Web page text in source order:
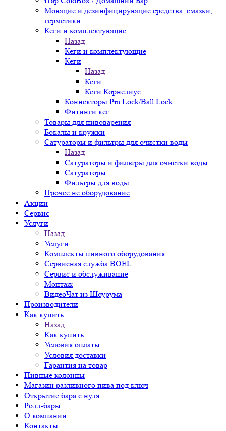
Моющие и дезинфицирующие средства, смазки,
герметики
Кеги и комплектующие
Назад
Кеги и комплектующие
Кеги
Назад
Кеги
Кеги Корнелиус
Коннекторы Pin Lock/Ball Lock
Фитинги кег
Товары для пивоварения
Бокалы и кружки
Сатураторы и фильтры для очистки воды
Назад
Сатураторы и фильтры для очистки воды
Сатураторы
Фильтры для воды
Прочее не оборудование
Акции
Сервис
Услуги
Назад
Услуги
Комплекты пивного оборудования
Сервисная служба BOEL
Сервис и обслуживание
Монтаж
ВидеоЧат из Шоурума
Производители
Как купить
Назад
Как купить
Условия оплаты
Условия доставки
Гарантия на товар
Пивные колонны
Магазин разливного пива под ключ
Открытие бара с нуля
Ролл-бары
О компании
Контакты